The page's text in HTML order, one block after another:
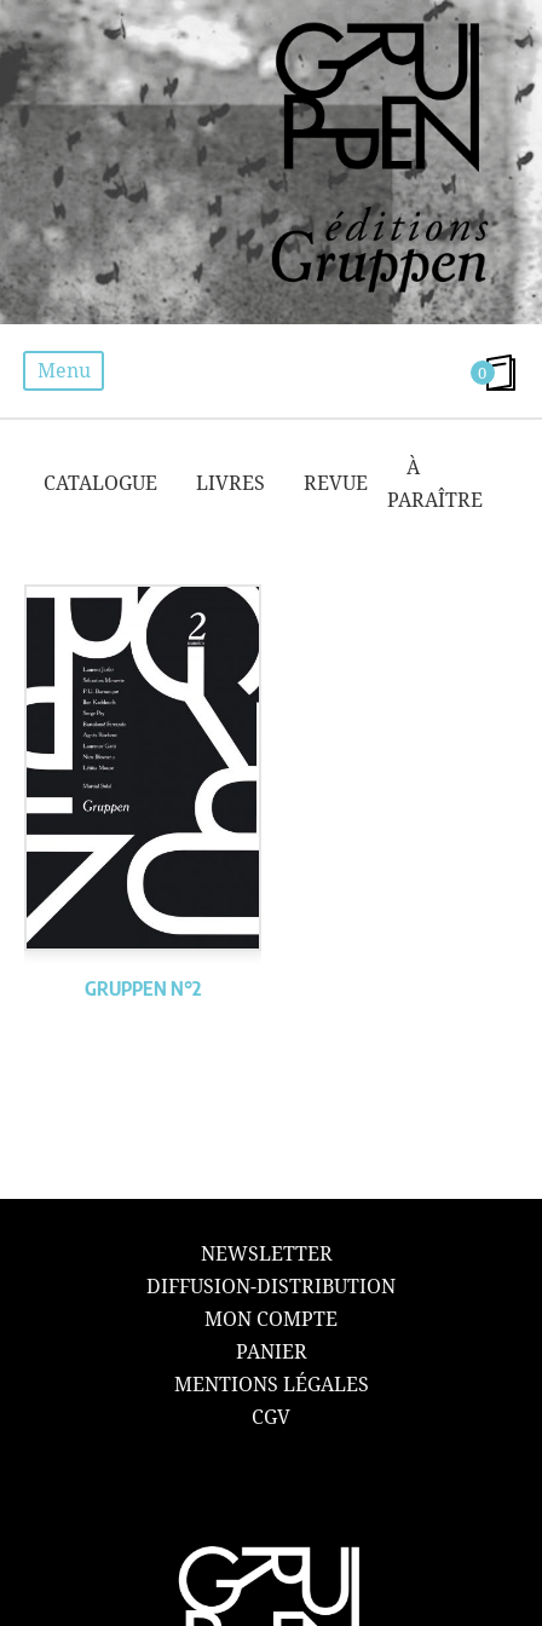
Menu 0
CATALOGUE
LIVRES REVUE
À
PARAÎTRE
GRUPPEN N°2
NEWSLETTER
DIFFUSION-DISTRIBUTION
MON COMPTE
PANIER
MENTIONS LÉGALES
CGV